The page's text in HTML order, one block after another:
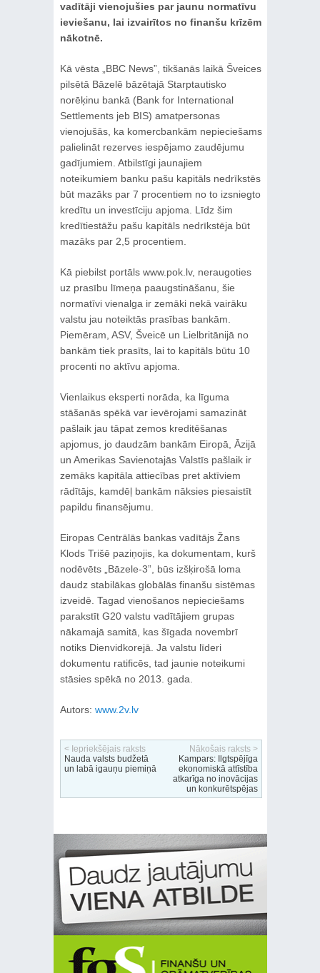
vadītāji vienojušies par jaunu normatīvu
ieviešanu, lai izvairītos no finanšu krīzēm
nākotnē.
Kā vēsta „BBC News”, tikšanās laikā Šveices
pilsētā Bāzelē bāzētajā Starptautisko
norēķinu bankā (Bank for International
Settlements jeb BIS) amatpersonas
vienojušās, ka komercbankām nepieciešams
palielināt rezerves iespējamo zaudējumu
gadījumiem. Atbilstīgi jaunajiem
noteikumiem banku pašu kapitāls nedrīkstēs
būt mazāks par 7 procentiem no to izsniegto
kredītu un investīciju apjoma. Līdz šim
kredītiestāžu pašu kapitāls nedrīkstēja būt
mazāks par 2,5 procentiem.
Kā piebilst portāls www.pok.lv, neraugoties
uz prasību līmeņa paaugstināšanu, šie
normatīvi vienalga ir zemāki nekā vairāku
valstu jau noteiktās prasības bankām.
Piemēram, ASV, Šveicē un Lielbritānijā no
bankām tiek prasīts, lai to kapitāls būtu 10
procenti no aktīvu apjoma.
Vienlaikus eksperti norāda, ka līguma
stāšanās spēkā var ievērojami samazināt
pašlaik jau tāpat zemos kreditēšanas
apjomus, jo daudzām bankām Eiropā, Āzijā
un Amerikas Savienotajās Valstīs pašlaik ir
zemāks kapitāla attiecības pret aktīviem
rādītājs, kamdēļ bankām nāksies piesaistīt
papildu finansējumu.
Eiropas Centrālās bankas vadītājs Žans
Klods Trišē paziņojis, ka dokumentam, kurš
nodēvēts „Bāzele-3”, būs izšķirošā loma
daudz stabilākas globālās finanšu sistēmas
izveidē. Tagad vienošanos nepieciešams
parakstīt G20 valstu vadītājiem grupas
nākamajā samitā, kas šīgada novembrī
notiks Dienvidkorejā. Ja valstu līderi
dokumentu ratificēs, tad jaunie noteikumi
stāsies spēkā no 2013. gada.
Autors: www.2v.lv
< Iepriekšējais raksts
Nauda valsts budžetā
un labā igauņu piemiņā
Nākošais raksts >
Kampars: Ilgtspējīga
ekonomiskā attīstība
atkarīga no inovācijas
un konkurētspējas